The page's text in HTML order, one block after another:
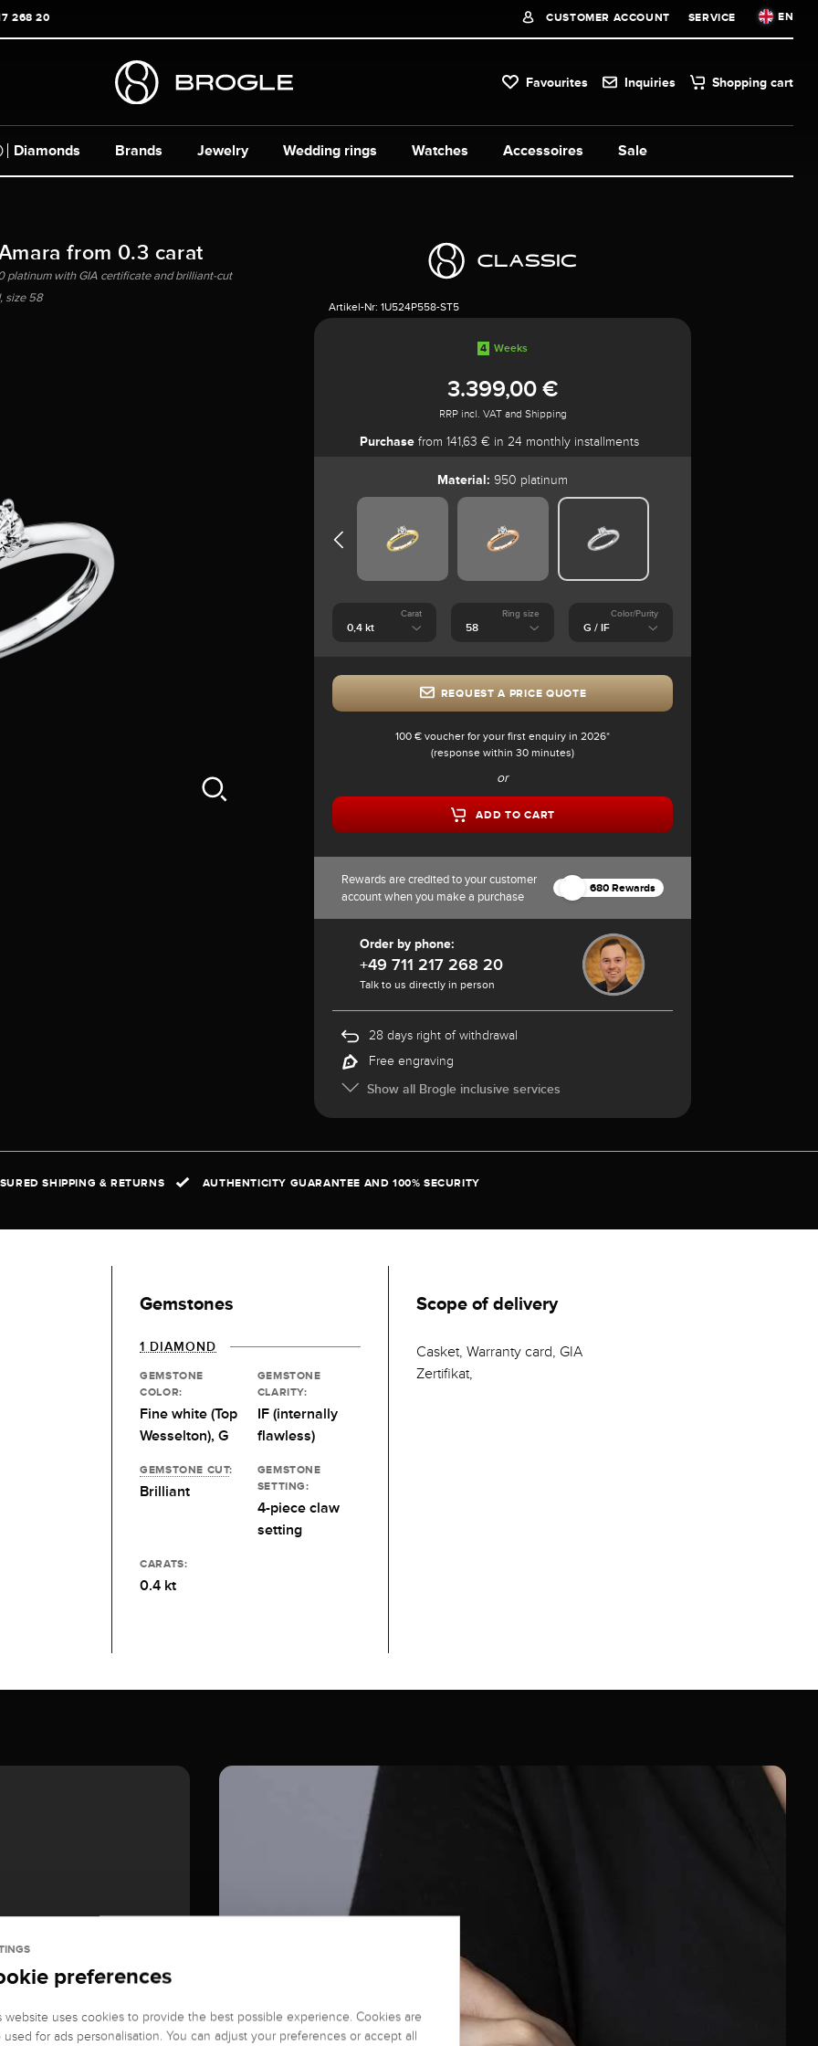
268 20 CUSTOMER ACCOUNT SERVICE EN
Favourites Inquiries Shopping cart
Diamonds Brands Jewelry Watches Accessoires Sale
Wedding rings
from 0.3 carat
platinum with GIA certificate and brilliant-cut
size 58
Artikel-Nr: 1U524P558-ST5
4 Weeks
3.399,00 €
RRP incl. VAT and Shipping
Purchasefrom 141,63 € in 24 monthly installments
Material: 950 platinum
Carat Ring size Color/Purity
REQUEST A PRICE QUOTE
100 € voucher for your first enquiry in 2026*
(response within 30 minutes)
or
ADD TO CART
Rewards are credited to your customer
account when you make a purchase
680 Rewards
Order by phone:
+49 711 217 268 20
Talk to us directly in person
28 days right of withdrawal
Free engraving
Show all Brogle inclusive services
SHIPPING & RETURNS AUTHENTICITY GUARANTEE AND 100% SECURITY
Gemstones
1 DIAMOND
GEMSTONE
COLOR:
Fine white (Top
Wesselton), G
GEMSTONE
CLARITY:
IF (internally
flawless)
GEMSTONE CUT:
Brilliant
GEMSTONE
SETTING:
4-piece claw
setting
CARATS:
0.4 kt
Scope of delivery
Casket, Warranty card, GIA
Zertifikat,
preferences
website uses cookies to provide the best possible experience. Cookies are
used for ads personalisation. You can adjust your preferences or accept all